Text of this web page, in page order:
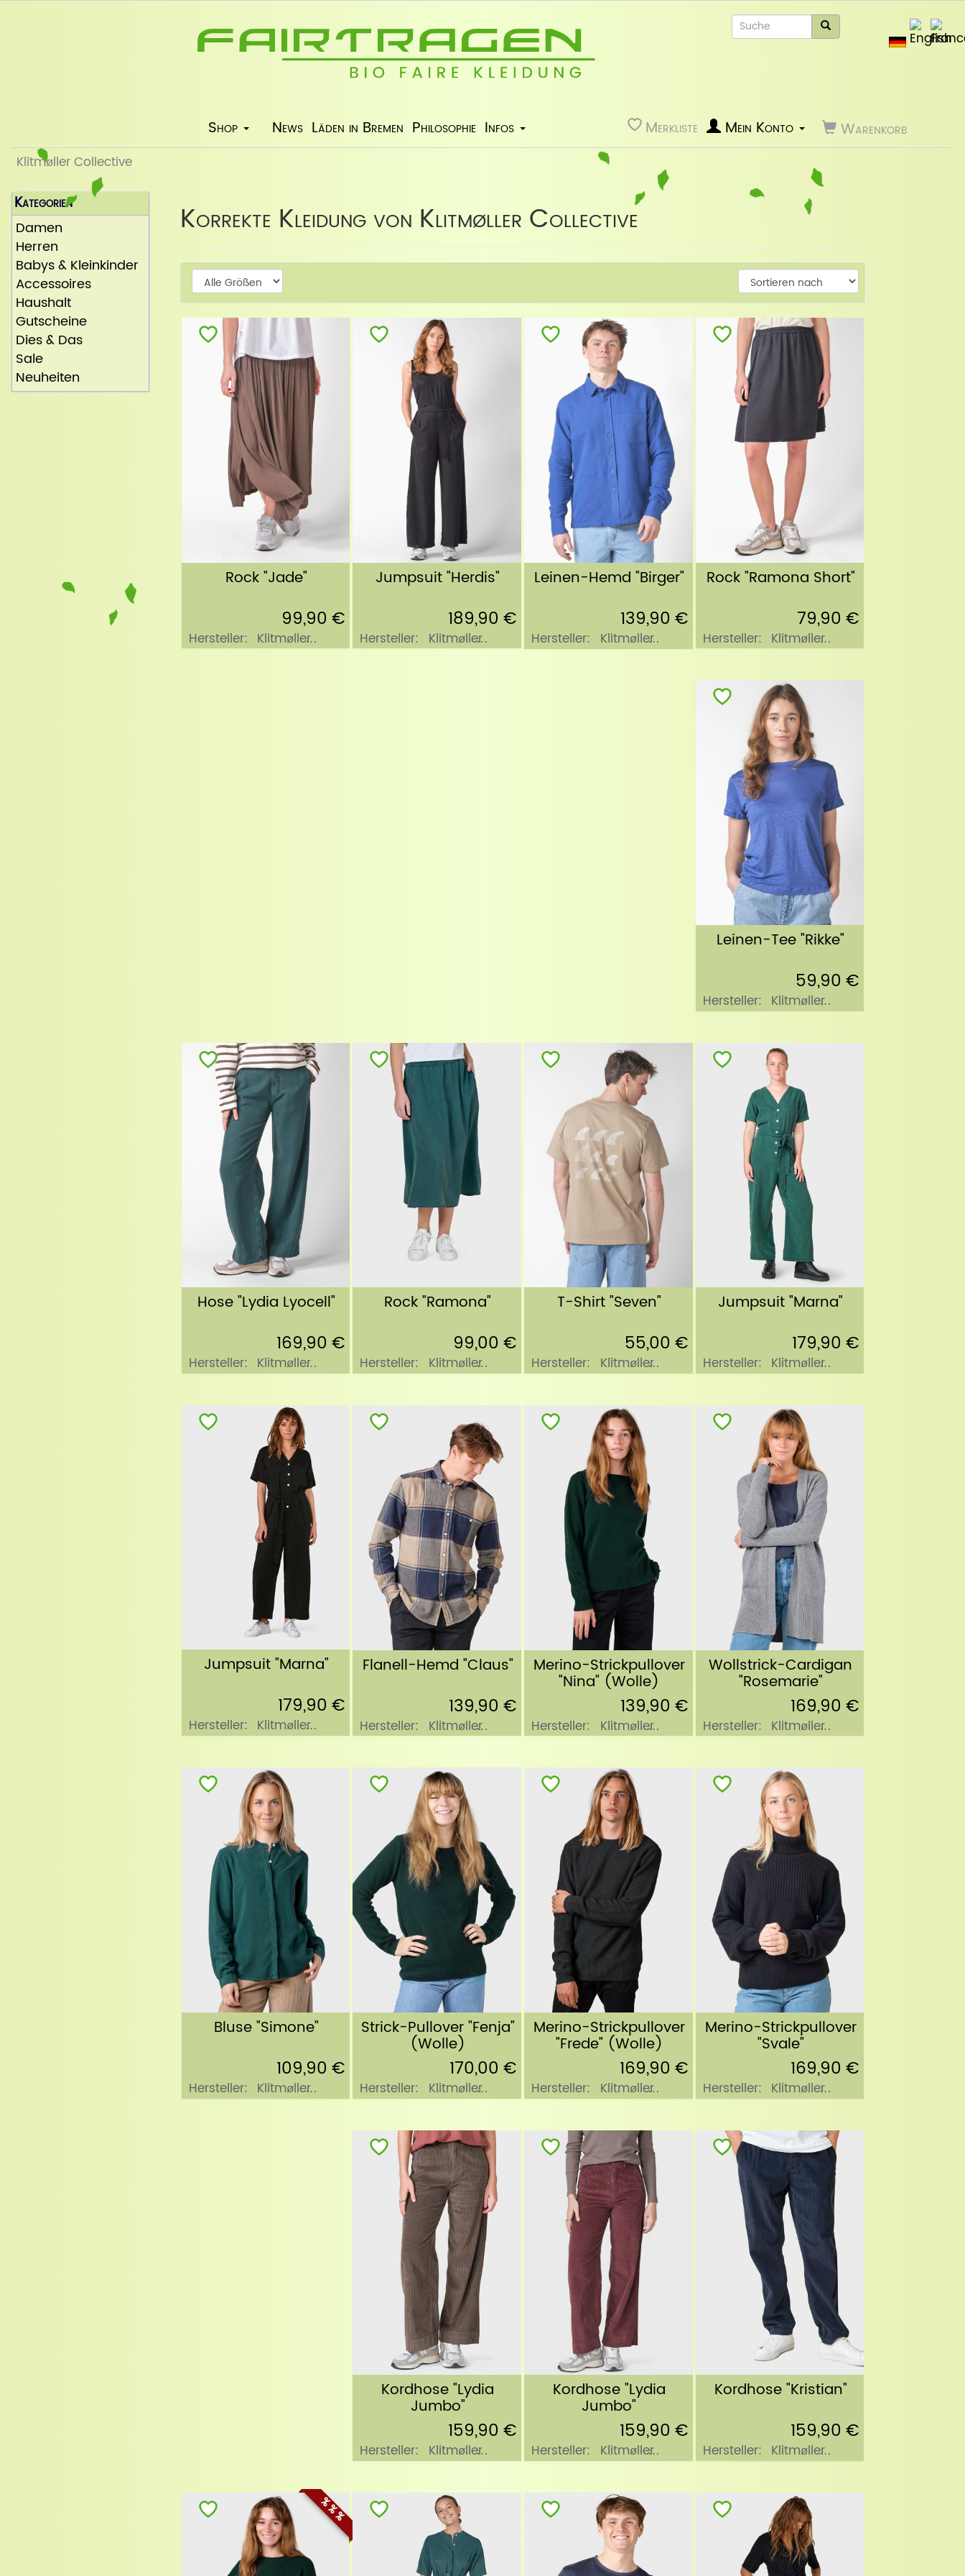
Shop News Läden in Bremen Philosophie Infos Merkliste Warenkorb
Mein Konto
Klitmøller Collective
Korrekte Kleidung von Klitmøller Collective
Weiter Weiter
Rock "Jade"
99,90 €
Hersteller: Klitmøller
Jumpsuit "Herdis"
189,90 €
Hersteller: Klitmøller
Leinen-Hemd "Birger"
139,90 €
Hersteller: Klitmøller
Rock "Ramona Short"
79,90 €
Hersteller: Klitmøller
Leinen-Tee "Rikke"
59,90 €
Hersteller: Klitmøller
Hose "Lydia Lyocell"
169,90 €
Hersteller: Klitmøller
Rock "Ramona"
99,00 €
Hersteller: Klitmøller
T-Shirt "Seven"
55,00 €
Hersteller: Klitmøller
Jumpsuit "Marna"
179,90 €
Hersteller: Klitmøller
Jumpsuit "Marna"
179,90 €
Hersteller: Klitmøller
Flanell-Hemd "Claus"
139,90 €
Hersteller: Klitmøller
Merino-Strickpullover
"Nina" (Wolle)
139,90 €
Hersteller: Klitmøller
Wollstrick-Cardigan
"Rosemarie"
169,90 €
Hersteller: Klitmøller
Bluse "Simone"
109,90 €
Hersteller: Klitmøller
Strick-Pullover "Fenja"
(Wolle)
170,00 €
Hersteller: Klitmøller
Merino-Strickpullover
"Frede" (Wolle)
169,90 €
Hersteller: Klitmøller
Merino-Strickpullover
"Svale"
169,90 €
Hersteller: Klitmøller
Kordhose "Lydia
Jumbo"
159,90 €
Hersteller: Klitmøller
Kordhose "Lydia
Jumbo"
159,90 €
Hersteller: Klitmøller
Kordhose "Kristian"
159,90 €
Hersteller: Klitmøller
% % %
Kategorien
Damen
Herren
Babys & Kleinkinder
Accessoires
Haushalt
Gutscheine
Dies & Das
Sale
Neuheiten